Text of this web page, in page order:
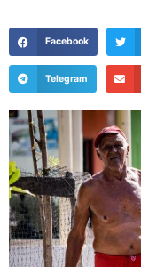
Facebook
Telegram